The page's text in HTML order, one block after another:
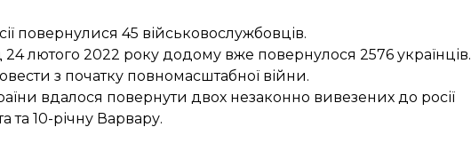
повернулися 45 військовослужбовців.
лютого 2022 року додому вже повернулося 2576 українців.
з початку повномасштабної війни.
вдалося повернути двох незаконно вивезених до росії
та 10-річну Варвару.